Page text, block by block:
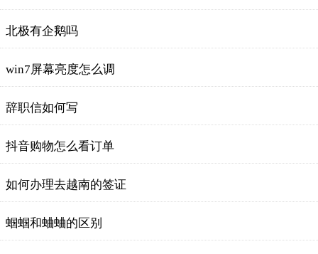
北极有企鹅吗
win7屏幕亮度怎么调
辞职信如何写
抖音购物怎么看订单
如何办理去越南的签证
蝈蝈和蛐蛐的区别